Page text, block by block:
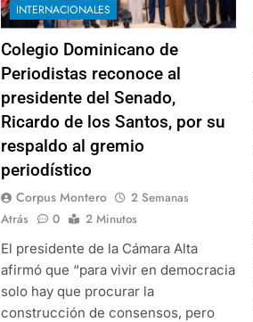
INTERNACIONALES
Colegio Dominicano de
Periodistas reconoce al
presidente del Senado,
Ricardo de los Santos, por su
respaldo al gremio
periodístico
Corpus Montero
2 Semanas
Atrás
0
2 Minutos
El presidente de la Cámara Alta
afirmó que “para vivir en democracia
solo hay que procurar la
construcción de consensos, pero